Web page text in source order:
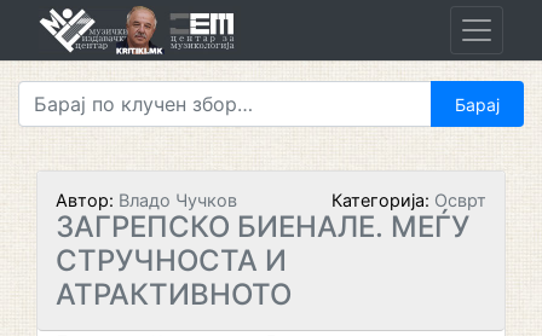
Автор: Владо Чучков Категорија: Осврт
ЗАГРЕПСКО БИЕНАЛЕ. МЕЃУ
СТРУЧНОСТА И
АТРАКТИВНОТО